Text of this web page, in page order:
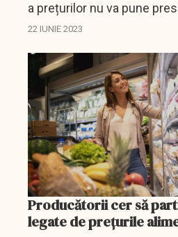
a prețurilor nu va pune
producătorii români.
22 IUNIE 2023
Producătorii cer să
legate de prețurile